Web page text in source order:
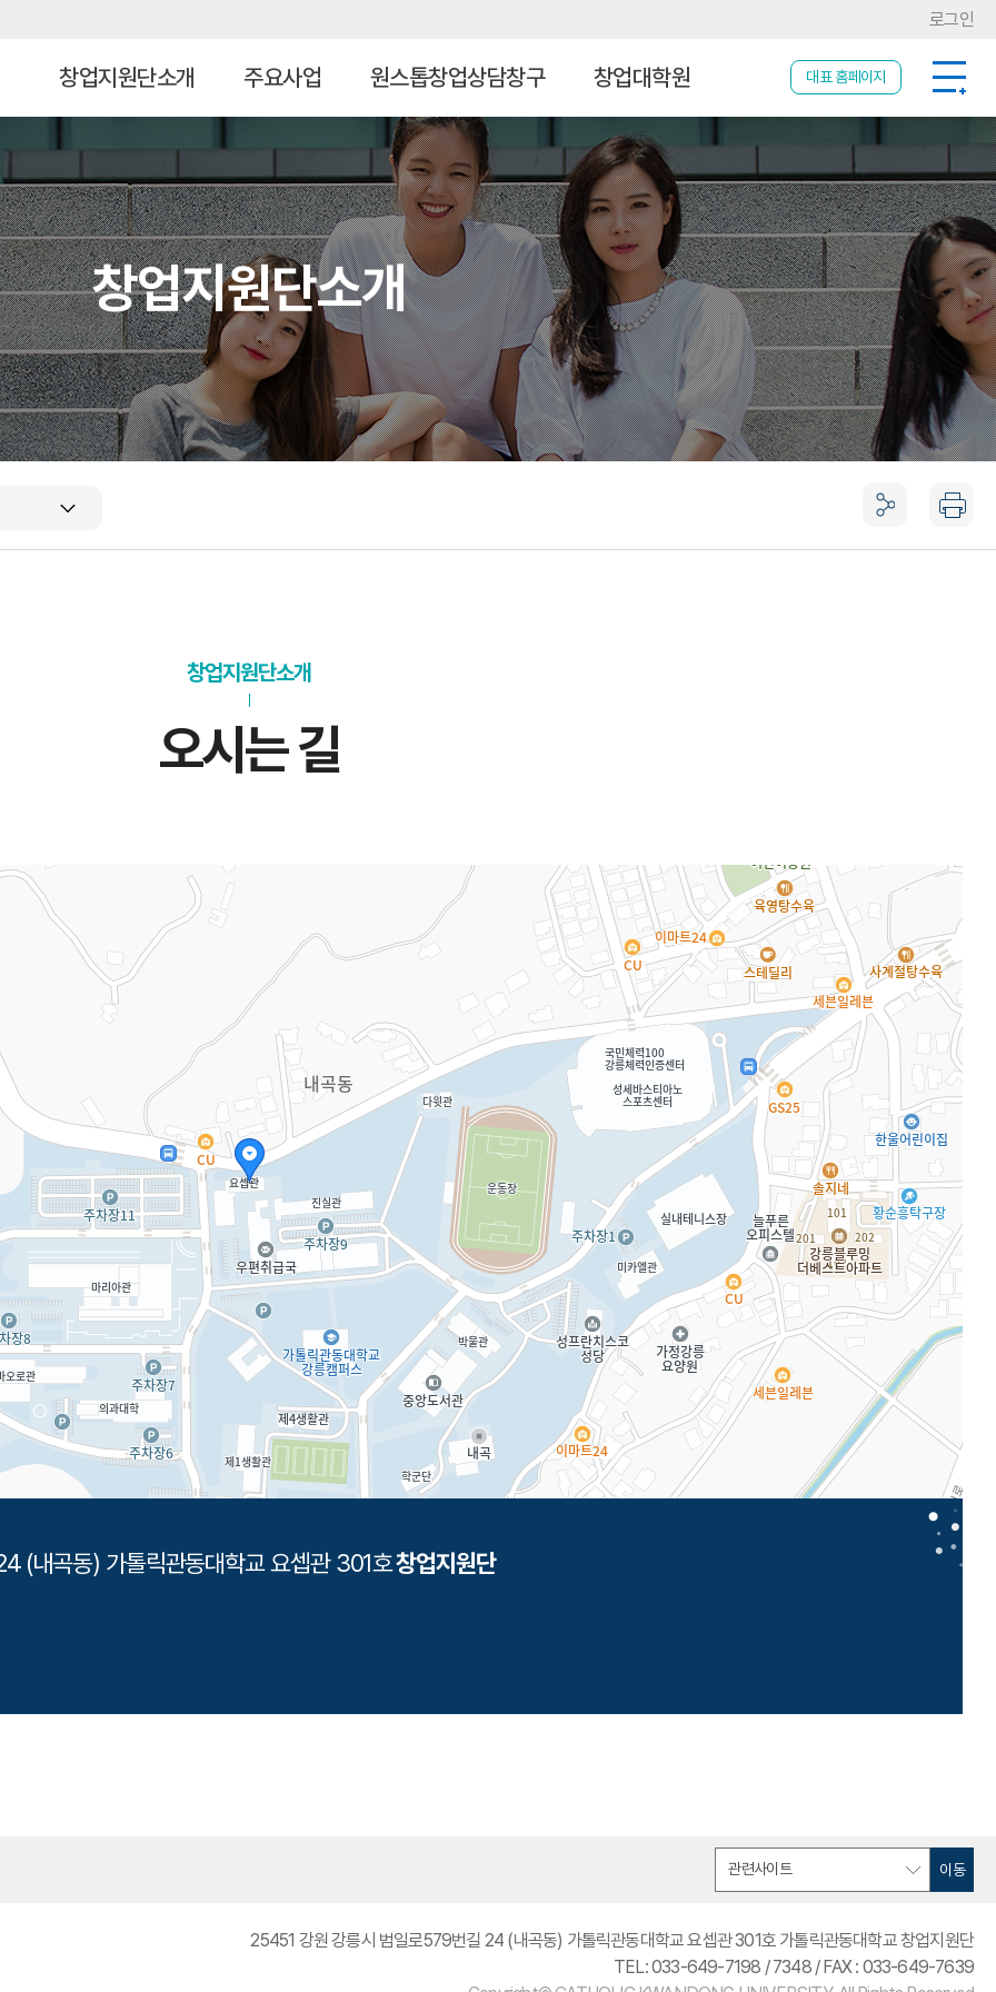
로그인
창업지원단소개
인사말
연혁
조직도
홍보자료
오시는 길
주요사업
예비창업패
키지
초기창업패
키지
로컬콘텐츠
중점대학
창업보육센
터
원스톱창업상담창구
창업상담
자료실
공지사항
창업대학원
커리큘럼
교수진
혜택
입학 안내
대표 홈페이지
창업지원단소개
창업지원단소개
오시는 길
(내곡동) 가톨릭관동대학교 요셉관 301호창업지원단
이동
25451 강원 강릉시 범일로579번길 24 (내곡동) 가톨릭관동대학교 요셉관 301호 가톨릭관동대학교 창업지원단
TEL: 033-649-7198 / 7348 / FAX : 033-649-7639